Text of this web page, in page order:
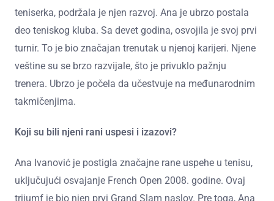
teniserka, podržala je njen razvoj. Ana je ubrzo postala
deo teniskog kluba. Sa devet godina, osvojila je svoj prvi
turnir. To je bio značajan trenutak u njenoj karijeri. Njene
veštine su se brzo razvijale, što je privuklo pažnju
trenera. Ubrzo je počela da učestvuje na međunarodnim
takmičenjima.
Koji su bili njeni rani uspesi i izazovi?
Ana Ivanović je postigla značajne rane uspehe u tenisu,
uključujući osvajanje French Open 2008. godine. Ovaj
trijumf je bio njen prvi Grand Slam naslov. Pre toga, Ana